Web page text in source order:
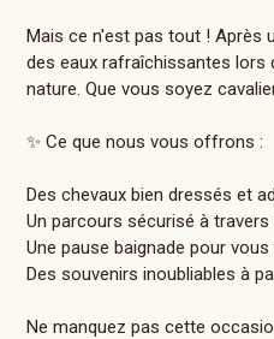
Mais ce n'est pas tout ! Après
des eaux rafraîchissantes lors
nature. Que vous soyez
✨ Ce que nous vous offrons :
Des chevaux bien dressés et
Un parcours sécurisé à
Une pause baignade pour
Des souvenirs inoubliables à
Ne manquez pas cette